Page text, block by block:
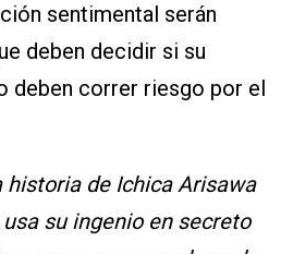
sentimental serán
deben decidir si su
deben correr riesgo por el
historia de Ichica Arisawa
su ingenio en secreto